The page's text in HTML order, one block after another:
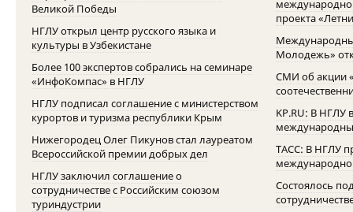
Великой Победы
НГЛУ открыл центр русского языка и
культуры в Узбекистане
Более 100 экспертов собрались на семинаре
«ИнфоКомпас» в НГЛУ
НГЛУ подписал соглашение с министерством
курортов и туризма республики Крым
Нижегородец Олег Пикунов стал лауреатом
Всероссийской премии добрых дел
НГЛУ заключил соглашение о
сотрудничестве с Российским союзом
туриндустрии
проекта
Молодежь»
СМИ об акции
KP.RU: В НГЛУ
ТАСС: В НГЛУ
Состоялось